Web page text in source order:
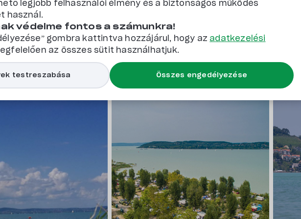
legjobb felhasználói élmény és a biztonságos működés
használ.
védelme fontos a számunkra!
gombra kattintva hozzájárul, hogy az adatkezelési
az összes sütit használhatjuk.
Összes engedélyezése
testreszabása
Balatoni
ellátott Kutyabarát Vízpart közeli Saját stranddal rendelkező